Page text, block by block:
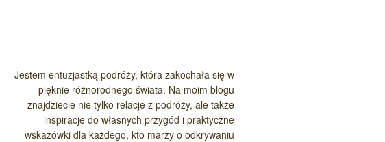
Jestem entuzjastką podróży, która zakochała się w
pięknie różnorodnego świata. Na moim blogu
znajdziecie nie tylko relacje z podróży, ale także
inspiracje do własnych przygód i praktyczne
wskazówki dla każdego, kto marzy o odkrywaniu